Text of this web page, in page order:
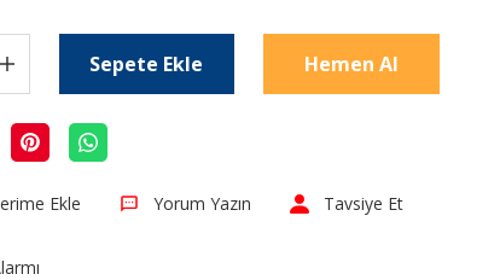
Sepete Ekle Hemen Al
Yorum Yazın Tavsiye Et